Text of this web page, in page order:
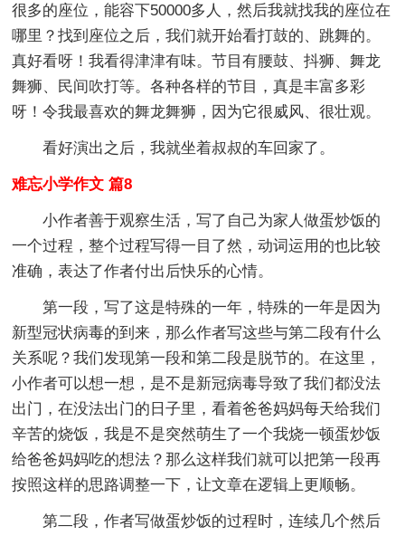
很多的座位，能容下50000多人，然后我就找我的座位在
哪里？找到座位之后，我们就开始看打鼓的、跳舞的。
真好看呀！我看得津津有味。节目有腰鼓、抖狮、舞龙
舞狮、民间吹打等。各种各样的节目，真是丰富多彩
呀！令我最喜欢的舞龙舞狮，因为它很威风、很壮观。
看好演出之后，我就坐着叔叔的车回家了。
难忘小学作文 篇8
小作者善于观察生活，写了自己为家人做蛋炒饭的
一个过程，整个过程写得一目了然，动词运用的也比较
准确，表达了作者付出后快乐的心情。
第一段，写了这是特殊的一年，特殊的一年是因为
新型冠状病毒的到来，那么作者写这些与第二段有什么
关系呢？我们发现第一段和第二段是脱节的。在这里，
小作者可以想一想，是不是新冠病毒导致了我们都没法
出门，在没法出门的日子里，看着爸爸妈妈每天给我们
辛苦的烧饭，我是不是突然萌生了一个我烧一顿蛋炒饭
给爸爸妈妈吃的想法？那么这样我们就可以把第一段再
按照这样的思路调整一下，让文章在逻辑上更顺畅。
第二段，作者写做蛋炒饭的过程时，连续几个然后